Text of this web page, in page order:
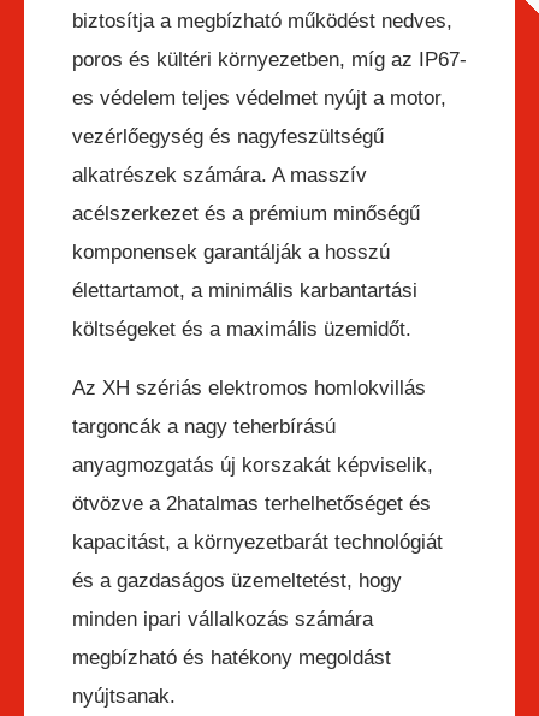
biztosítja a megbízható működést nedves,
poros és kültéri környezetben, míg az IP67-
es védelem teljes védelmet nyújt a motor,
vezérlőegység és nagyfeszültségű
alkatrészek számára. A masszív
acélszerkezet és a prémium minőségű
komponensek garantálják a hosszú
élettartamot, a minimális karbantartási
költségeket és a maximális üzemidőt.
Az XH szériás elektromos homlokvillás
targoncák a nagy teherbírású
anyagmozgatás új korszakát képviselik,
ötvözve a 2hatalmas terhelhetőséget és
kapacitást, a környezetbarát technológiát
és a gazdaságos üzemeltetést, hogy
minden ipari vállalkozás számára
megbízható és hatékony megoldást
nyújtsanak.